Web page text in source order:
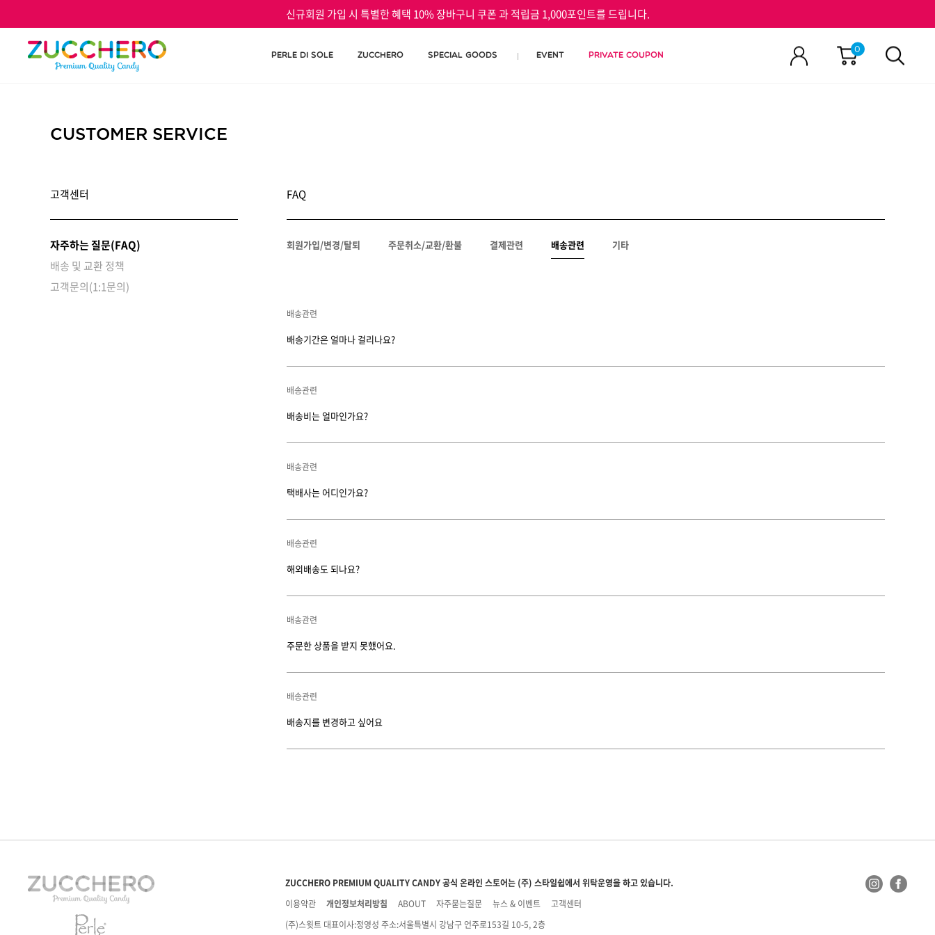
신규회원 가입 시 특별한 혜택 10% 장바구니 쿠폰 과 적립금 1,000포인트를 드립니다.
0
PERLE DI SOLE ZUCCHERO Special Goods EVENT PRIVATE COUPON
CUSTOMER SERVICE
고객센터
자주하는 질문(FAQ)
배송 및 교환 정책
고객문의(1:1문의)
FAQ
회원가입/변경/탈퇴 주문취소/교환/환불 결제관련 배송관련 기타
배송관련
배송기간은 얼마나 걸리나요?
배송관련
배송비는 얼마인가요?
배송관련
택배사는 어디인가요?
배송관련
해외배송도 되나요?
배송관련
주문한 상품을 받지 못했어요.
배송관련
배송지를 변경하고 싶어요
ZUCCHERO PREMIUM QUALITY CANDY 공식 온라인 스토어는 (주) 스타일쉽에서 위탁운영을 하고 있습니다.
이용약관
개인정보처리방침 ABOUT 자주묻는질문 뉴스 & 이벤트
고객센터
(주)스윗트 대표이사:정영성 주소:서울특별시 강남구 언주로153길 10-5, 2층